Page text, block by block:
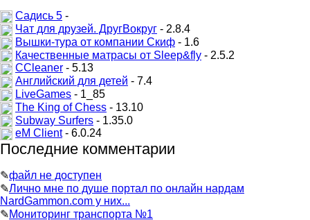
Садись 5 -
Чат для друзей. ДругВокруг - 2.8.4
Вышки-тура от компании Скиф - 1.6
Качественные матрасы от Sleep&fly - 2.5.2
CCleaner - 5.13
Английский для детей - 7.4
LiveGames - 1_85
The King of Chess - 13.10
Subway Surfers - 1.35.0
eM Client- 6.0.24
Последние комментарии
✎файл не доступен
✎Лично мне по душе портал по онлайн нардам
NardGammon.com у них...
✎Мониторинг транспорта №1